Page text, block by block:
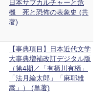
日本サブカルチャーと危
機 死と恐怖の表象史 (共
著)
【事典項目】日本近代文学
大事典増補改訂デジタル版
（第4期／「有栖川有栖」
「法月綸太郎」「麻耶雄
嵩」） (単著)